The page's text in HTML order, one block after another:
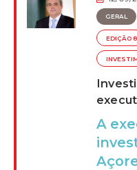
GERAL
EDIÇÃO
A